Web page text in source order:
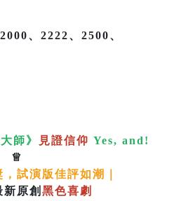
、2222、2500、
師》 見證信仰 Yes, and!
♕
，試演版佳評如潮｜
原創 黑色喜劇